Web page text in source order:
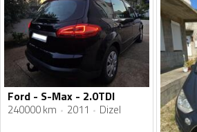
Ford - S-Max - 2.0TDI
240000 km 2011 Dizel